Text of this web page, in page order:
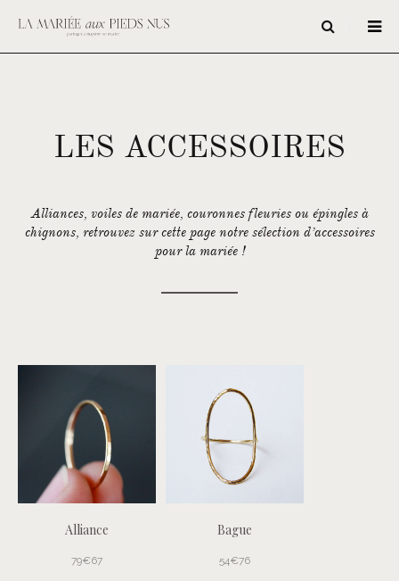
LES ACCESSOIRES
Alliances, voiles de mariée, couronnes fleuries ou épingles à
chignons, retrouvez sur cette page notre sélection d’accessoires
pour la mariée !
Alliance
79€67
Bague
54€76